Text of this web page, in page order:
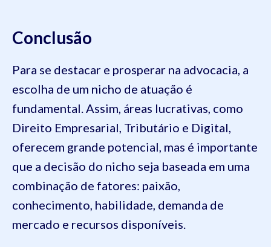
Conclusão
Para se destacar e prosperar na advocacia, a
escolha de um nicho de atuação é
fundamental. Assim, áreas lucrativas, como
Direito Empresarial, Tributário e Digital,
oferecem grande potencial, mas é importante
que a decisão do nicho seja baseada em uma
combinação de fatores: paixão,
conhecimento, habilidade, demanda de
mercado e recursos disponíveis.